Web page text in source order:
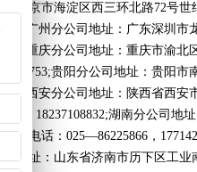
素质拓展
：北京市海淀区西三环北路72号
广州分公司地址：广东深圳
重庆分公司地址：重庆市渝
贵阳分公司地址：贵阳
西安分公司地址：陕西省西
电话：18237108832;湖南分公司
，电话：025—86225866，
地址：山东省济南市历下区工业